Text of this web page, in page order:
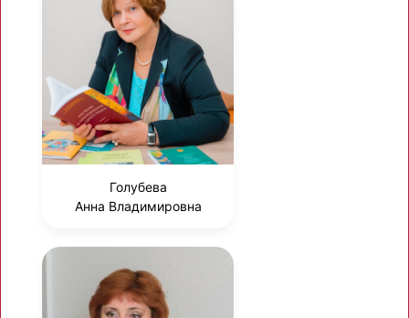
Голубева
Анна Владимировна